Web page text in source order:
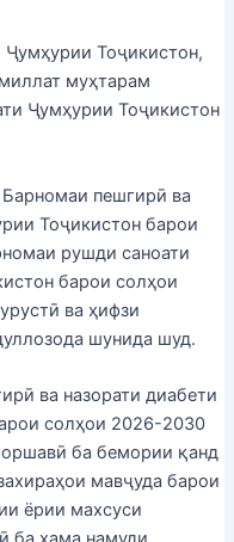
Ҷумҳурии Тоҷикистон,
муҳтарам
Ҷумҳурии Тоҷикистон
пешгирӣ ва
Тоҷикистон барои
рушди саноати
барои солҳои
ва ҳифзи
шунида шуд.
ва назорати диабети
солҳои 2026-2030
ба бемории қанд
мавҷуда барои
ёрии махсуси